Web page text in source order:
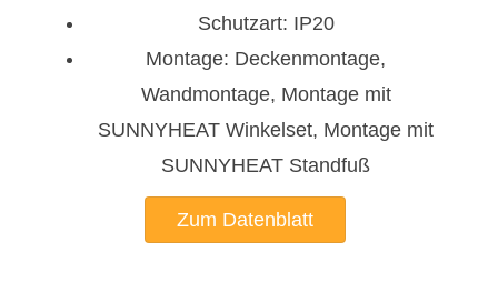
Schutzart: IP20
Montage: Deckenmontage,
Wandmontage, Montage mit
SUNNYHEAT Winkelset, Montage mit
SUNNYHEAT Standfuß
Zum Datenblatt